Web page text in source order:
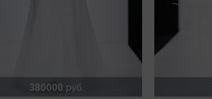
380000 руб.